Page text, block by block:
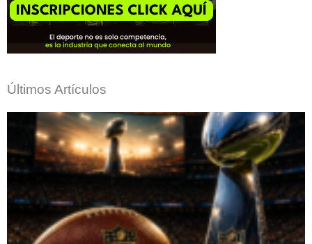
Últimos Artículos